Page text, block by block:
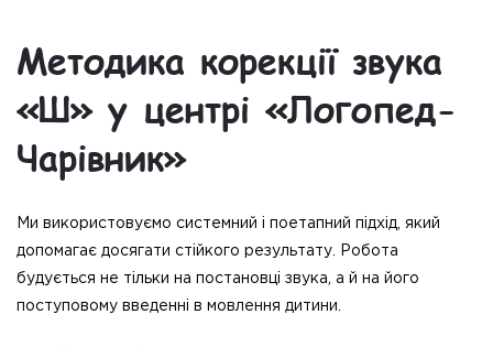
Методика корекції звука
«Ш» у центрі «Логопед-
Чарівник»
Ми використовуємо системний і поетапний підхід, який
допомагає досягати стійкого результату. Робота
будується не тільки на постановці звука, а й на його
поступовому введенні в мовлення дитини.